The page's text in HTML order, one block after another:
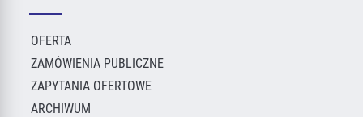
OFERTA
ZAMÓWIENIA PUBLICZNE
ZAPYTANIA OFERTOWE
ARCHIWUM